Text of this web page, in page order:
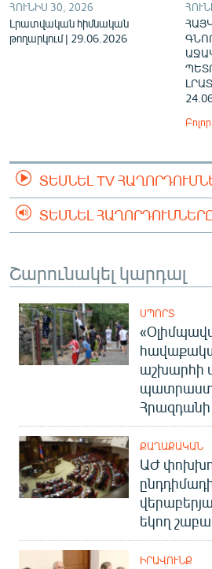
ՀՈՒՆԻՍ 30, 2026
Լրատվական հիմնական
թողարկում | 29.06.2026
ՏԵՍՆԵԼ TV
ՏԵՍՆԵԼ
Շարունակել կարդալ
ՍՊՈՐՏ
աշխարհի
Հրազդանի
ՔԱՂԱՔԱԿԱՆ
ԱԺ
եկող
ԻՐԱՎՈՒՆՔ